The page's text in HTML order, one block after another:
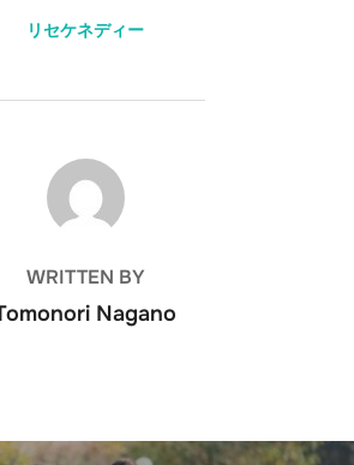
リセケネディー
POST AUTHOR
WRITTEN BY
Nagano